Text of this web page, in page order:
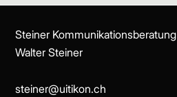
Steiner Kom­mu­ni­ka­tions­be­ra­tung
Walter Steiner
steiner@uitikon.ch